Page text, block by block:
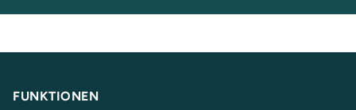
FUNKTIONEN